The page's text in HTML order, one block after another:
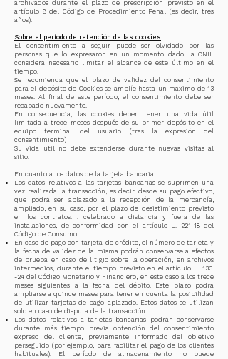
archivados durante el plazo de prescripción previsto en el
artículo 8 del Código de Procedimiento Penal (es decir, tres
años).
Sobre el período de retención de las cookies
El consentimiento a seguir puede ser olvidado por las
personas que lo expresaron en un momento dado, la CNIL
considera necesario limitar el alcance de este último en el
tiempo.
Se recomienda que el plazo de validez del consentimiento
para el depósito de Cookies se amplíe hasta un máximo de 13
meses. Al final de este período, el consentimiento debe ser
recabado nuevamente.
En consecuencia, las cookies deben tener una vida útil
limitada a trece meses después de su primer depósito en el
equipo terminal del usuario (tras la expresión del
consentimiento)
Su vida útil no debe extenderse durante nuevas visitas al
sitio.
En cuanto a los datos de la tarjeta bancaria:
Los datos relativos a las tarjetas bancarias se suprimen una
vez realizada la transacción, es decir, desde su pago efectivo,
que podrá ser aplazado a la recepción de la mercancía,
ampliado, en su caso, por el plazo de desistimiento previsto
en los contratos. . celebrado a distancia y fuera de las
instalaciones, de conformidad con el artículo L. 221-18 del
Código de Consumo.
En caso de pago con tarjeta de crédito, el número de tarjeta y
la fecha de validez de la misma podrán conservarse a efectos
de prueba en caso de litigio sobre la operación, en archivos
intermedios, durante el tiempo previsto en el artículo L. 133.
-24 del Código Monetario y Financiero, en este caso a los trece
meses siguientes a la fecha del débito. Este plazo podrá
ampliarse a quince meses para tener en cuenta la posibilidad
de utilizar tarjetas de pago aplazado. Estos datos se utilizan
solo en caso de disputa de la transacción.
Los datos relativos a tarjetas bancarias podrán conservarse
durante más tiempo previa obtención del consentimiento
expreso del cliente, previamente informado del objetivo
perseguido (por ejemplo, para facilitar el pago de los clientes
habituales). El período de almacenamiento no puede